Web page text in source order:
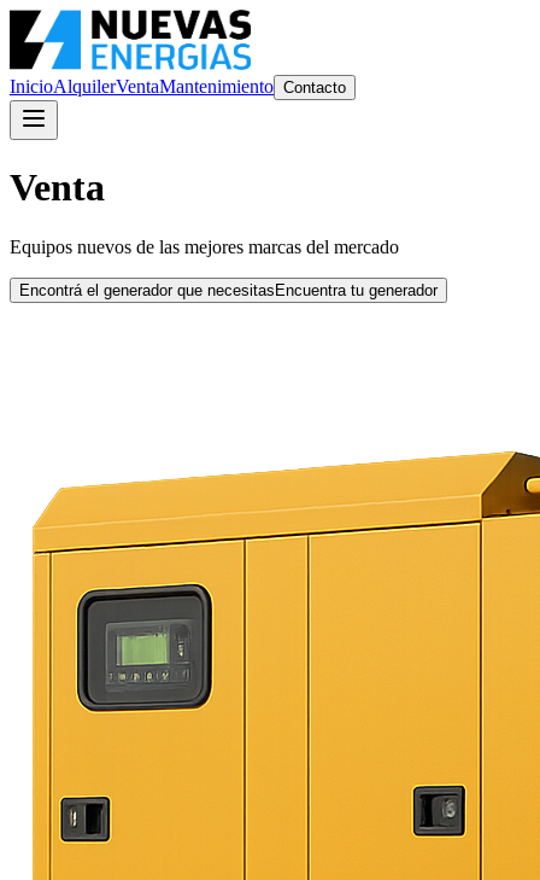
InicioAlquilerVentaMantenimiento Contacto
Venta
Equipos nuevos de las mejores marcas del mercado
Encontrá el generador que necesitas Encuentra tu generador